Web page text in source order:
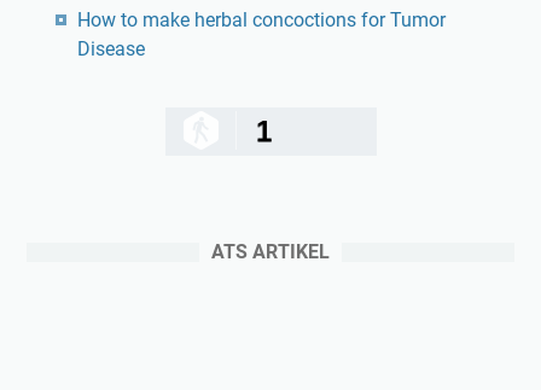
How to make herbal concoctions for Tumor
Disease
1
ATS ARTIKEL